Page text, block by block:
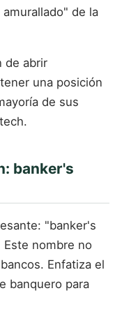
de la
de abrir
una posición
de sus
banker's
"banker's
Este nombre no
Enfatiza el
banquero para